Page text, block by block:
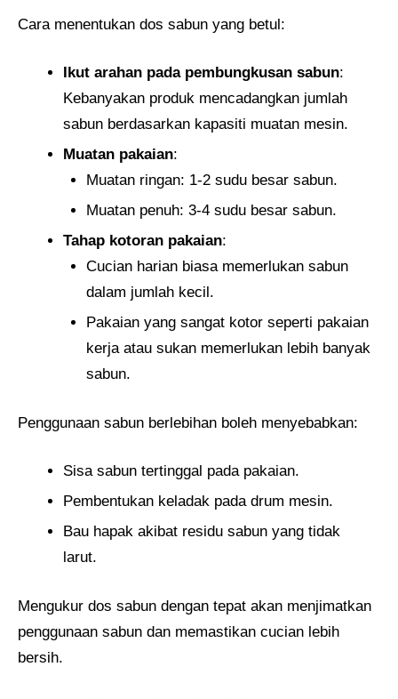
Cara menentukan dos sabun yang betul:
Ikut arahan pada pembungkusan sabun:
Kebanyakan produk mencadangkan jumlah
sabun berdasarkan kapasiti muatan mesin.
Muatan pakaian:
Muatan ringan: 1-2 sudu besar sabun.
Muatan penuh: 3-4 sudu besar sabun.
Tahap kotoran pakaian:
Cucian harian biasa memerlukan sabun
dalam jumlah kecil.
Pakaian yang sangat kotor seperti pakaian
kerja atau sukan memerlukan lebih banyak
sabun.
Penggunaan sabun berlebihan boleh menyebabkan:
Sisa sabun tertinggal pada pakaian.
Pembentukan keladak pada drum mesin.
Bau hapak akibat residu sabun yang tidak
larut.
Mengukur dos sabun dengan tepat akan menjimatkan
penggunaan sabun dan memastikan cucian lebih
bersih.